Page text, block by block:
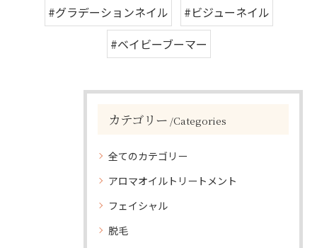
#グラデーションネイル
#ビジューネイル
#ベイビーブーマー
カテゴリー Categories
全てのカテゴリー
アロマオイルトリートメント
フェイシャル
脱毛